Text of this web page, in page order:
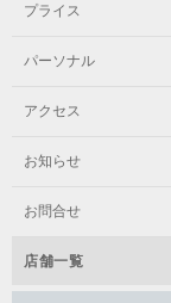
プライス
パーソナル
アクセス
お知らせ
お問合せ
店舗一覧